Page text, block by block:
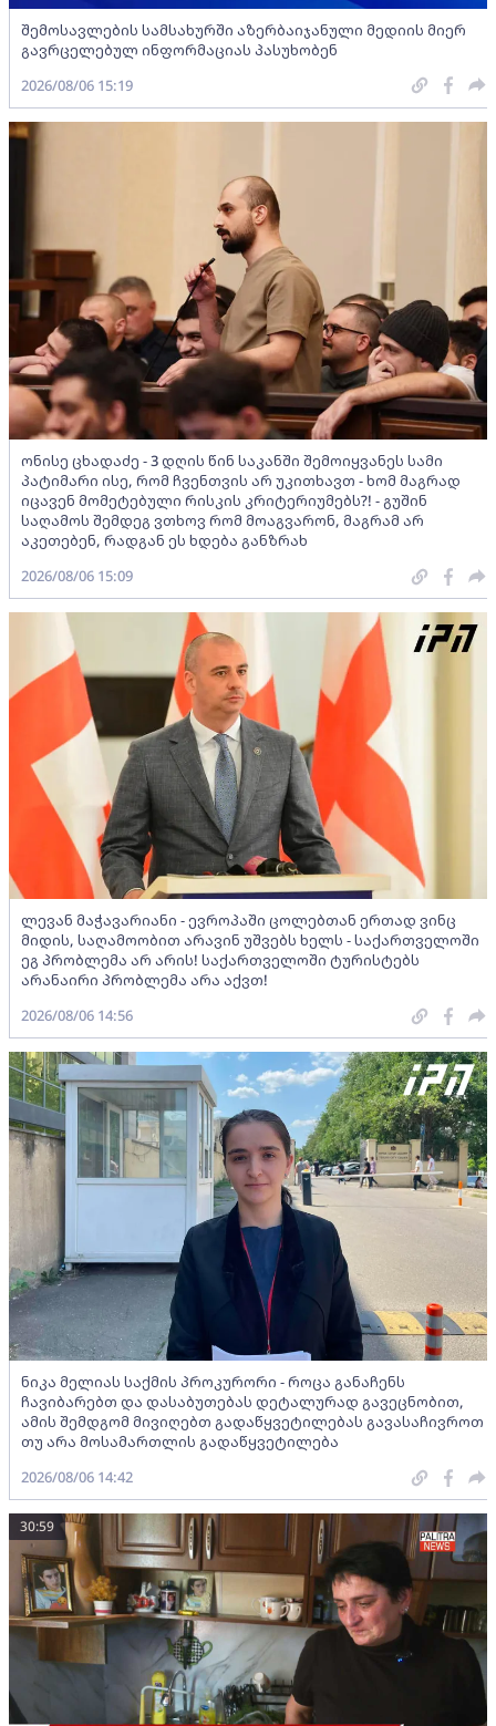
შემოსავლების სამსახურში აზერბაიჯანული მედიის მიერ
გავრცელებულ ინფორმაციას პასუხობენ
2026/08/06 15:19
ონისე ცხადაძე - 3 დღის წინ საკანში შემოიყვანეს სამი
პატიმარი ისე, რომ ჩვენთვის არ უკითხავთ - ხომ მაგრად
იცავენ მომეტებული რისკის კრიტერიუმებს?! - გუშინ
საღამოს შემდეგ ვთხოვ რომ მოაგვარონ, მაგრამ არ
აკეთებენ, რადგან ეს ხდება განზრახ
2026/08/06 15:09
ლევან მაჭავარიანი - ევროპაში ცოლებთან ერთად ვინც
მიდის, საღამოობით არავინ უშვებს ხელს - საქართველოში
ეგ პრობლემა არ არის! საქართველოში ტურისტებს
არანაირი პრობლემა არა აქვთ!
2026/08/06 14:56
ნიკა მელიას საქმის პროკურორი - როცა განაჩენს
ჩავიბარებთ და დასაბუთებას დეტალურად გავეცნობით,
ამის შემდგომ მივიღებთ გადაწყვეტილებას გავასაჩივროთ
თუ არა მოსამართლის გადაწყვეტილება
2026/08/06 14:42
30:59